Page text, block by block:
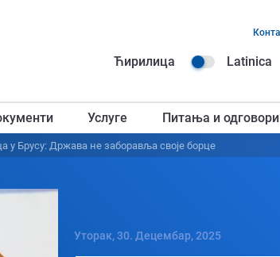
Ћирилица Latinica
заглавља
Услуге Питања и одговори
Брусу: Држава не заборавља своје борце
Уторак, 30. Децембар, 2025